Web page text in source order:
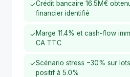
✓Crédit bancaire 16.5M€
financier identifié
✓Marge 11.4% et cash-flow
CA TTC
✓Scénario stress −30% sur
positif à 5.0%